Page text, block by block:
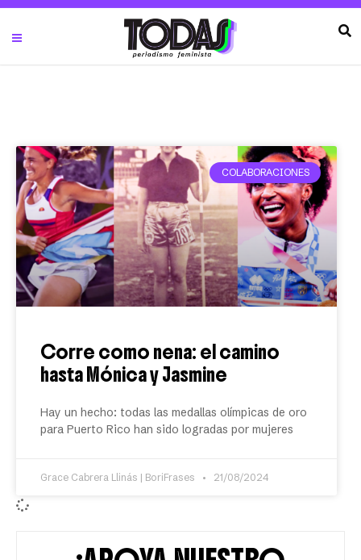
COLABORACIONES
Corre como nena: el camino
hasta Mónica y Jasmine
Hay un hecho: todas las medallas olímpicas de oro
para Puerto Rico han sido logradas por mujeres
Grace Cabrera Llinás | BoriFrases 21/08/2024